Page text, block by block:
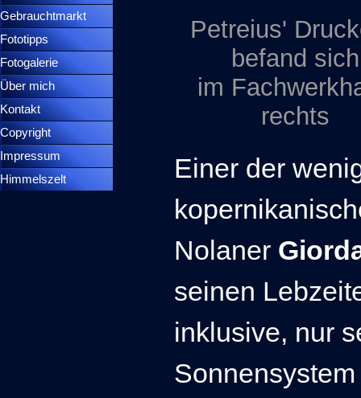
Gebrauchtmarkt
Fototipps
Fotogalerie
Über mich
Kontakt
Copyright
Impressum
Himmelszelt
Petreius'
befand sich
im
rechts
Einer der
Nolaner
seinen
inklusive, nur